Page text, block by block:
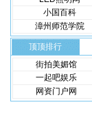
小国百科
漳州师范学院
顶顶排行
街拍美媚馆
一起吧娱乐
网资门户网